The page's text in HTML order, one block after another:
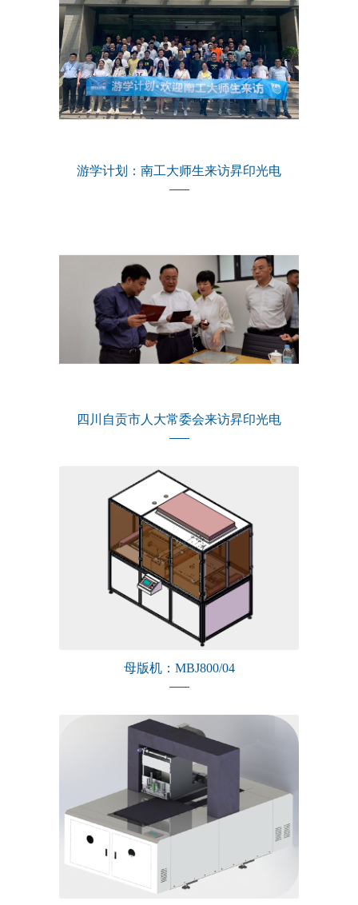
游学计划：南工大师生来访昇印光电
四川自贡市人大常委会来访昇印光电
母版机：MBJ800/04